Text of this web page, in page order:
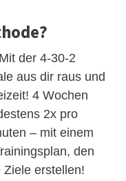
der 4-30-2
aus dir raus und
4 Wochen
2x pro
– mit einem
den
erstellen!